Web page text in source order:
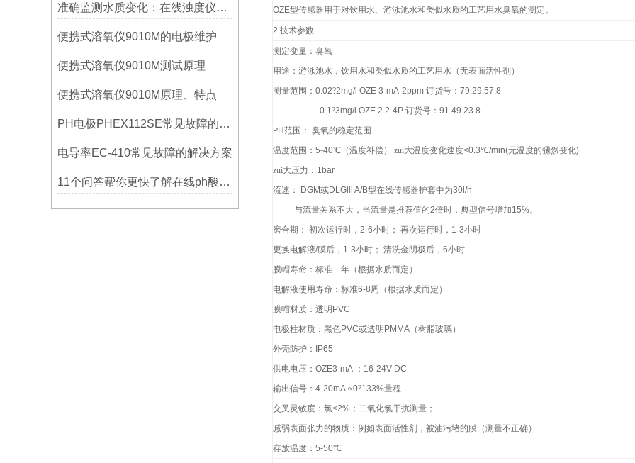
准确监测水质变化：在线浊度仪TC-7320RS，守护每一滴水的清澈
便携式溶氧仪9010M的电极维护
便携式溶氧仪9010M测试原理
便携式溶氧仪9010M原理、特点
PH电极PHEX112SE常见故障的解决方案
电导率EC-410常见故障的解决方案
11个问答帮你更快了解在线ph酸度计
OZE型传感器用于对饮用水、游泳池水和类似水质的工艺用水臭氧的测定。
2.技术参数
测定变量：臭氧
用途：游泳池水，饮用水和类似水质的工艺用水（无表面活性剂）
测量范围： 0.02?2mg/l OZE 3-mA-2ppm 订货号： 79.29.57.8
0.1?3mg/l OZE 2.2-4P 订货号： 91.49.23.8
PH范围： 臭氧的稳定范围
温度范围： 5-40℃（温度补偿） zui大温度变化速度<0.3℃/min(无温度的骤然变化)
zui大压力： 1bar
流速：
DGM或DLGlll A/B型在线传感器护套中为30l/h
与流量关系不大，当流量是推荐值的2倍时，典型信号增加15%。
磨合期： 初次运行时， 2-6小时； 再次运行时， 1-3小时
更换电解液/膜后， 1-3小时； 清洗金阴极后， 6小时
膜帽寿命：标准一年（根据水质而定）
电解液使用寿命：标准6-8周（根据水质而定）
膜帽材质：透明 PVC
电极柱材质：黑色PVC或透明 PMMA （树脂玻璃）
外壳防护：
IP65
供电电压： OZE3-mA ： 16-24V DC
输出信号： 4-20mA ≈0?133%量程
交叉灵敏度：氯<2% ；二氧化氯干扰测量；
减弱表面张力的物质：例如表面活性剂，被油污堵的膜（测量不正确）
存放温度： 5-50℃